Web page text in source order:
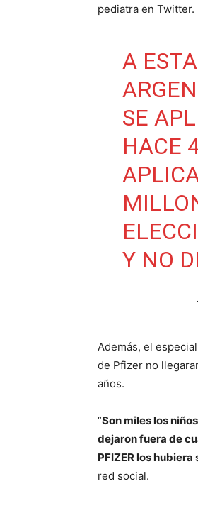
pediatra en Twitter.
A
SE
HACE
Y NO
Además, el
de Pfizer no
años.
“Son miles los
dejaron fuera de
PFIZER los
red social.